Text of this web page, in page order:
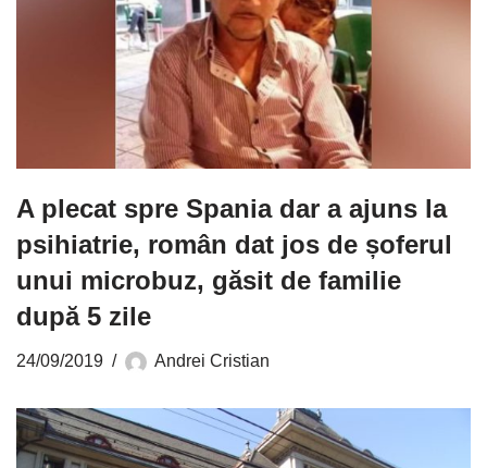
A plecat spre Spania dar a ajuns la
psihiatrie, român dat jos de șoferul
unui microbuz, găsit de familie
după 5 zile
24/09/2019 Andrei Cristian